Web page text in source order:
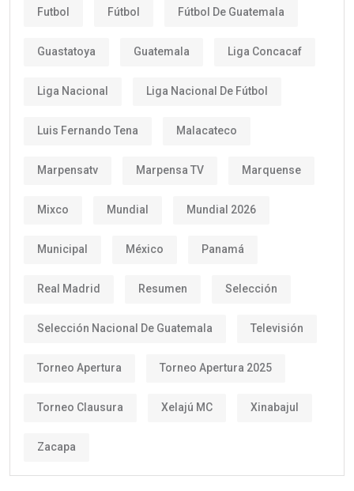
Futbol Fútbol Fútbol De Guatemala
Guastatoya Guatemala Liga Concacaf
Liga Nacional Liga Nacional De Fútbol
Luis Fernando Tena Malacateco
Marpensatv Marpensa TV Marquense
Mixco Mundial Mundial 2026
Municipal México Panamá
Real Madrid Resumen Selección
Selección Nacional De Guatemala Televisión
Torneo Apertura Torneo Apertura 2025
Torneo Clausura Xelajú MC Xinabajul
Zacapa